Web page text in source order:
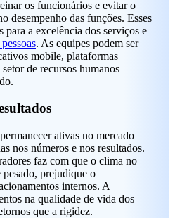
os funcionários e evitar o
desempenho das funções. Esses
para a excelência dos serviços e
. As equipes podem ser
mobile, plataformas
de recursos humanos
ativas no mercado
nos números e nos resultados.
faz com que o clima no
prejudique o
internos. A
na qualidade de vida dos
que a rigidez.